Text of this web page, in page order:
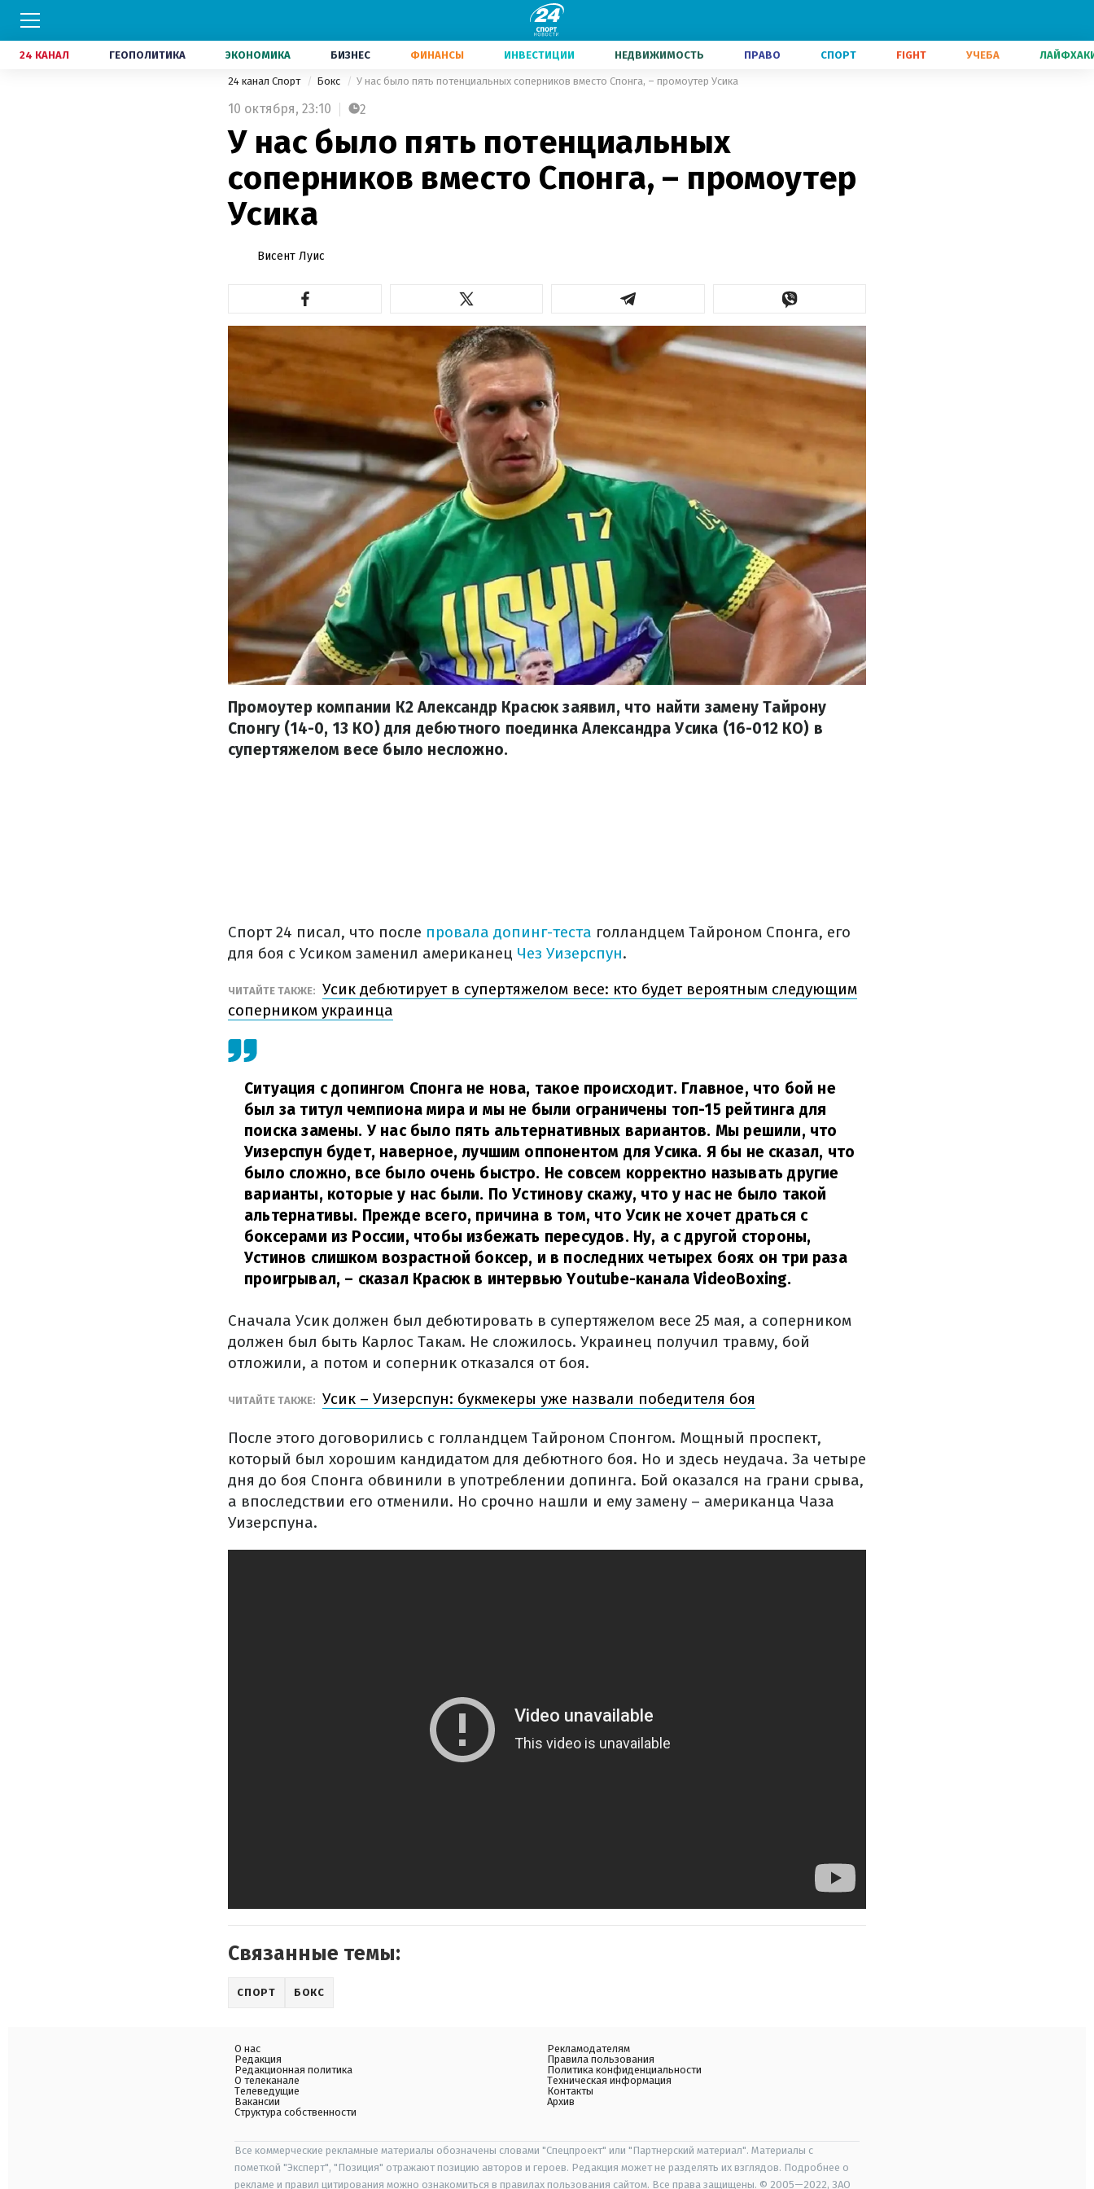
24 КАНАЛ ГЕОПОЛИТИКА ЭКОНОМИКА БИЗНЕС ФИНАНСЫ ИНВЕСТИЦИИ НЕДВИЖИМОСТЬ ПРАВО СПОРТ FIGHT УЧЕБА
24 канал Спорт Бокс У нас было пять потенциальных соперников вместо Спонга, – промоутер Усика
10 октября, 23:10 2
У нас было пять потенциальных
соперников вместо Спонга, – промоутер
Усика
Висент Луис
Промоутер компании К2 Александр Красюк заявил, что найти замену Тайрону
Спонгу (14-0, 13 КО) для дебютного поединка Александра Усика (16-012 КО) в
супертяжелом весе было несложно.
Спорт 24 писал, что после провала допинг-теста голландцем Тайроном Спонга, его
для боя с Усиком заменил американец Чез Уизерспун.
ЧИТАЙТЕ ТАКЖЕ: Усик дебютирует в супертяжелом весе: кто будет вероятным следующим
соперником украинца
Ситуация с допингом Спонга не нова, такое происходит. Главное, что бой не
был за титул чемпиона мира и мы не были ограничены топ-15 рейтинга для
поиска замены. У нас было пять альтернативных вариантов. Мы решили, что
Уизерспун будет, наверное, лучшим оппонентом для Усика. Я бы не сказал, что
было сложно, все было очень быстро. Не совсем корректно называть другие
варианты, которые у нас были. По Устинову скажу, что у нас не было такой
альтернативы. Прежде всего, причина в том, что Усик не хочет драться с
боксерами из России, чтобы избежать пересудов. Ну, а с другой стороны,
Устинов слишком возрастной боксер, и в последних четырех боях он три раза
проигрывал, – сказал Красюк в интервью Youtube-канала VideoBoxing.
Сначала Усик должен был дебютировать в супертяжелом весе 25 мая, а соперником
должен был быть Карлос Такам. Не сложилось. Украинец получил травму, бой
отложили, а потом и соперник отказался от боя.
ЧИТАЙТЕ ТАКЖЕ: Усик – Уизерспун: букмекеры уже назвали победителя боя
После этого договорились с голландцем Тайроном Спонгом. Мощный проспект,
который был хорошим кандидатом для дебютного боя. Но и здесь неудача. За четыре
дня до боя Спонга обвинили в употреблении допинга. Бой оказался на грани срыва,
а впоследствии его отменили. Но срочно нашли и ему замену – американца Чаза
Уизерспуна.
Связанные темы:
СПОРТ БОКС
О нас
Редакция
Редакционная политика
О телеканале
Телеведущие
Вакансии
Структура собственности
Рекламодателям
Правила пользования
Политика конфиденциальности
Техническая информация
Контакты
Архив
Все коммерческие рекламные материалы обозначены словами "Спецпроект" или "Партнерский материал". Материалы с
пометкой "Эксперт", "Позиция" отражают позицию авторов и героев. Редакция может не разделять их взглядов. Подробнее о
рекламе и правил цитирования можно ознакомиться в правилах пользования сайтом. Все права защищены. © 2005—2022, ЗАО